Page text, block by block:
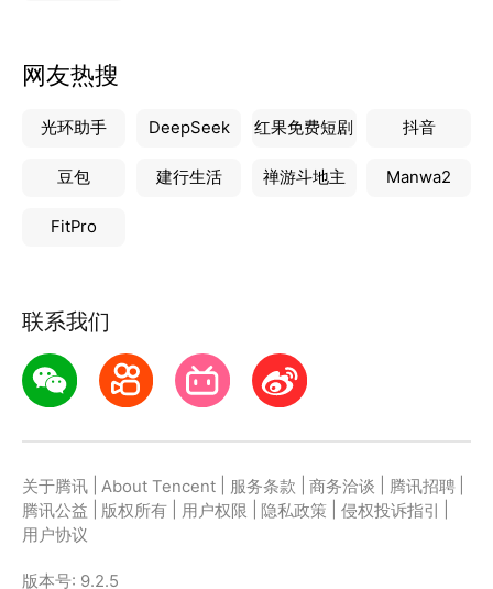
网友热搜
光环助手 DeepSeek 红果免费短剧 抖音
豆包 建行生活 禅游斗地主 Manwa2
FitPro
联系我们
关于腾讯 About Tencent 服务条款 商务洽谈 腾讯招聘
腾讯公益
版权所有 用户权限 隐私政策 侵权投诉指引
用户协议
版本号: 9.2.5